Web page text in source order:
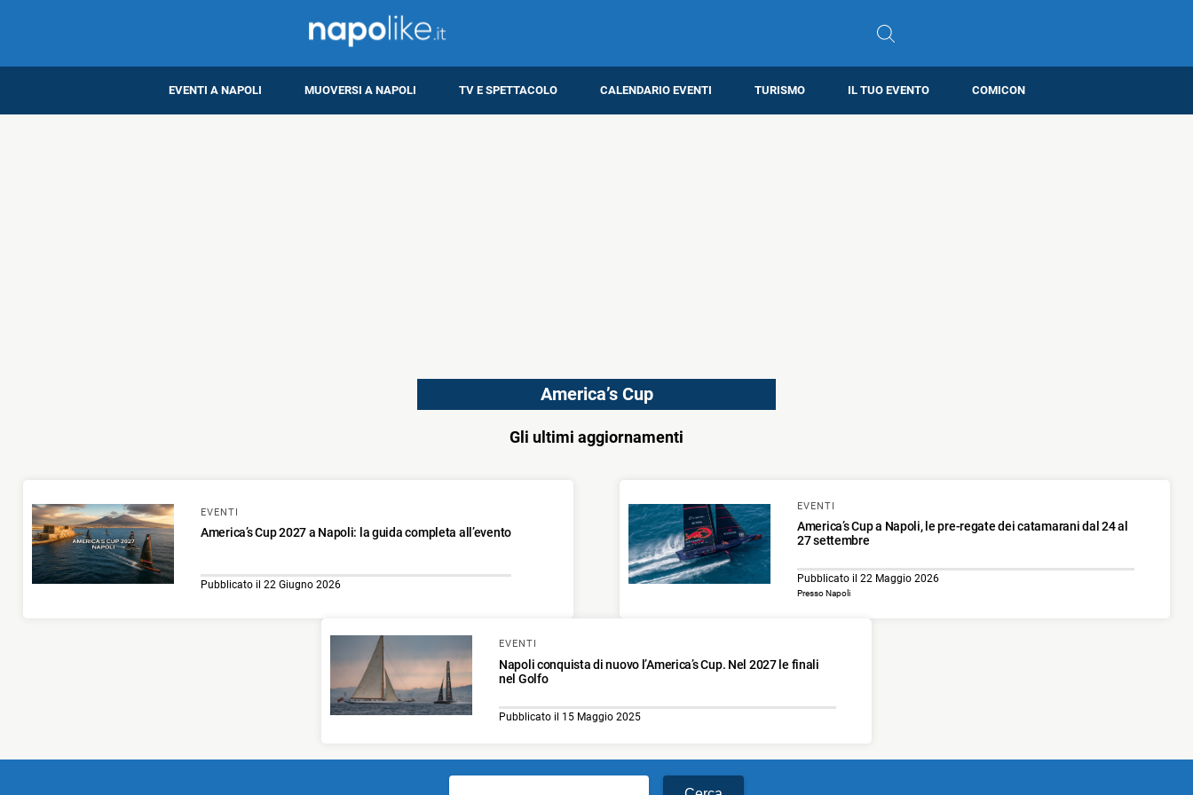
EVENTI A NAPOLI MUOVERSI A NAPOLI TV E SPETTACOLO CALENDARIO EVENTI TURISMO IL TUO EVENTO COMICON
America’s Cup
Gli ultimi aggiornamenti
EVENTI
America’s Cup 2027 a Napoli: la guida completa all’evento
Pubblicato il 22 Giugno 2026
EVENTI
America’s Cup a Napoli, le pre-regate dei catamarani dal 24 al
27 settembre
Pubblicato il 22 Maggio 2026
Presso Napoli
EVENTI
Napoli conquista di nuovo l’America’s Cup. Nel 2027 le finali
nel Golfo
Pubblicato il 15 Maggio 2025